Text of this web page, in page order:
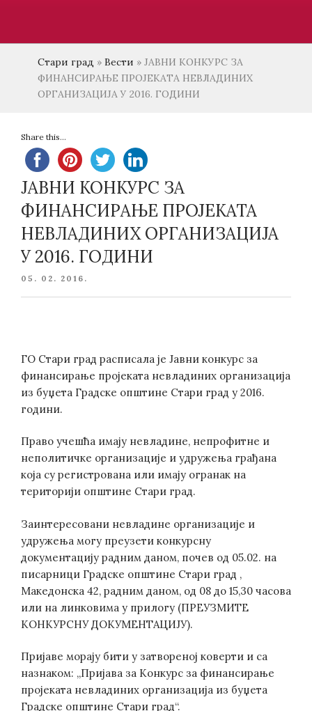
Стари град » Вести » JАВНИ КОНКУРС ЗА
ФИНАНСИРАЊЕ ПРОЈЕКАТА НЕВЛАДИНИХ
ОРГАНИЗАЦИЈА У 2016. ГОДИНИ
Share this...
JАВНИ КОНКУРС ЗА
ФИНАНСИРАЊЕ ПРОЈЕКАТА
НЕВЛАДИНИХ ОРГАНИЗАЦИЈА
У 2016. ГОДИНИ
POSTED
05. 02. 2016.
ГО Стари град расписала је Јавни конкурс за
финансирање пројеката невладиних организација
из буџета Градске општине Стари град у 2016.
години.
Право учешћа имају невладине, непрофитне и
неполитичке организације и удружења грађана
која су регистрована или имају огранак на
територији општине Стари град.
Заинтересовани невладине организације и
удружења могу преузети конкурсну
документацију радним даном, почев од 05.02. на
писарници Градске општине Стари град ,
Македонска 42, радним даном, од 08 до 15,30 часова
или на линковима у прилогу (ПРЕУЗМИТЕ
КОНКУРСНУ ДОКУМЕНТАЦИЈУ).
Пријаве морају бити у затвореној коверти и са
назнаком: „Пријава за Конкурс за финансирање
пројеката невладиних организација из буџета
Градске општине Стари град“.